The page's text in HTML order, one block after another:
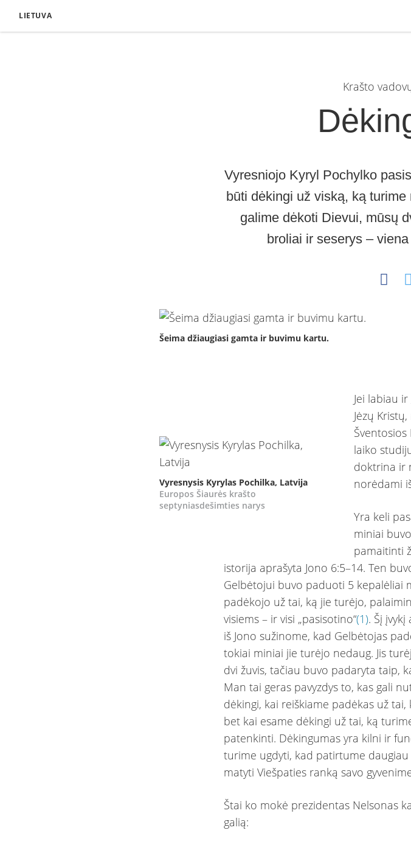
LIETUVA
Krašto
Vyresniojo Kyryl Pochylko
būti dėkingi už viską, ką
galime dėkoti Dievui, mūsų
broliai ir seserys –
Šeima džiaugiasi gamta ir buvimu kartu.
Vyresnysis Kyrylas Pochilka, Latvija
Europos Šiaurės krašto
septyniasdešimties narys
Jei labiau
Jėzų
Šventosios
laiko
doktrina ir
norėdami
Yra keli
miniai
pamaitinti
istorija aprašyta Jono 6:5–14. Ten
Gelbėtojui buvo paduoti 5 kepalėliai
padėkojo už tai, ką jie turėjo,
visiems – ir visi „pasisotino“(1). Šį
iš Jono sužinome, kad Gelbėtojas
tokiai miniai jie turėjo nedaug. Jis
dvi žuvis, tačiau buvo padaryta taip,
Man tai geras pavyzdys to, kas gali
dėkingi, kai reiškiame padėkas už
bet kai esame dėkingi už tai, ką
patenkinti. Dėkingumas yra kilni ir
turime ugdyti, kad patirtume
matyti Viešpaties ranką savo
Štai ko mokė prezidentas Nelsonas
galią: